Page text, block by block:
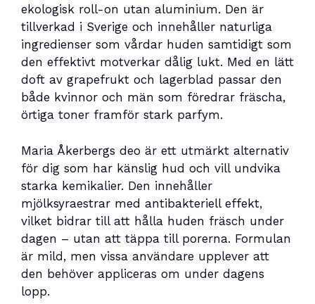
ekologisk roll-on utan aluminium. Den är
tillverkad i Sverige och innehåller naturliga
ingredienser som vårdar huden samtidigt som
den effektivt motverkar dålig lukt. Med en lätt
doft av grapefrukt och lagerblad passar den
både kvinnor och män som föredrar fräscha,
örtiga toner framför stark parfym.
Maria Åkerbergs deo är ett utmärkt alternativ
för dig som har känslig hud och vill undvika
starka kemikalier. Den innehåller
mjölksyraestrar med antibakteriell effekt,
vilket bidrar till att hålla huden fräsch under
dagen – utan att täppa till porerna. Formulan
är mild, men vissa användare upplever att
den behöver appliceras om under dagens
lopp.